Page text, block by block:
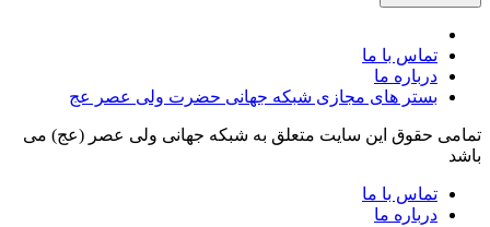
تماس با ما
درباره ما
بستر های مجازی شبکه جهانی حضرت ولی عصر عج
تمامی حقوق این سایت متعلق به شبکه جهانی ولی عصر (عج) می
باشد
تماس با ما
درباره ما